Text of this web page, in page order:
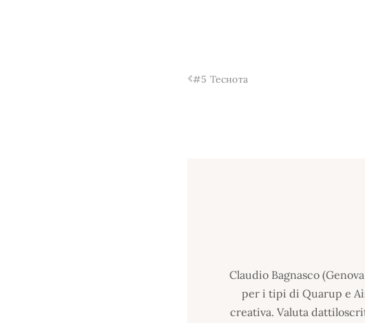
#5 Теснота
Claudio Bagnasco
per i tipi di Quarup e
creativa. Valuta